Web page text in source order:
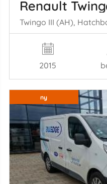
Renault
2015
ny